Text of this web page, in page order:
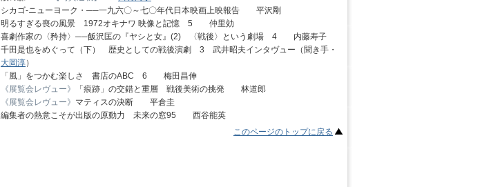
シカゴ-ニューヨーク・──一九六〇～七〇年代日本映画上映報告 平沢剛
明るすぎる喪の風景 1972オキナワ 映像と記憶 5 仲里効
喜劇作家の〈矜持〉──飯沢匡の『ヤシと女』(2) 〈戦後〉という劇場 4 内藤寿子
千田是也をめぐって（下） 歴史としての戦後演劇 3 武井昭夫インタヴュー（聞き手・
大岡淳）
「風」をつかむ楽しさ 書店のABC 6 梅田昌伸
《展覧会レヴュー》
「痕跡」の交錯と重層 戦後美術の挑発 林道郎
《展覧会レヴュー》 マティスの決断 平倉圭
編集者の熱意こそが出版の原動力 未来の窓95 西谷能英
このページのトップに戻る